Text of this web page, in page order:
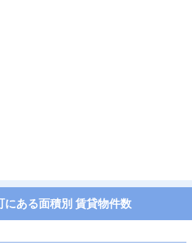
にある面積別 賃貸物件数